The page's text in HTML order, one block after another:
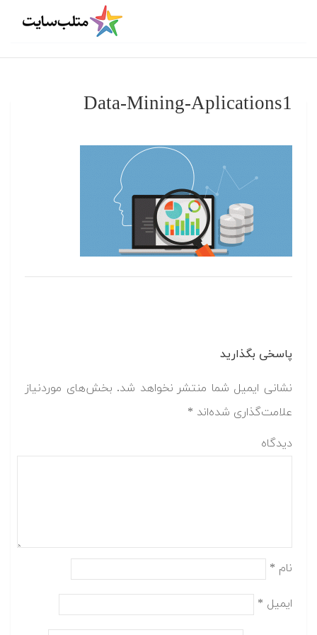
Data-Mining-Aplications1
پاسخی بگذارید
نشانی ایمیل شما منتشر نخواهد شد. بخش‌های موردنیاز
علامت‌گذاری شده‌اند *
دیدگاه
نام *
ایمیل *